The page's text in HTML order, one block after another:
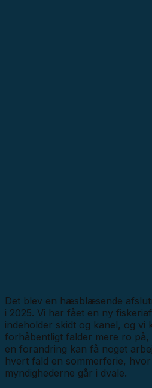
Det blev en hæsblæsende
i 2025. Vi har fået en ny
indeholder skidt og kanel, og vi
forhåbentligt falder mere ro på,
en forandring kan få noget
hvert fald en sommerferie,
myndighederne går i dvale.